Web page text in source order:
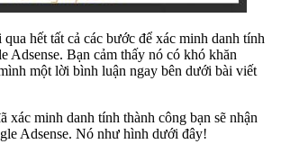
hết tất cả các bước để xác minh danh tính
Adsense. Bạn cảm thấy nó có khó khăn
một lời bình luận ngay bên dưới bài viết
xác minh danh tính thành công bạn sẽ nhận
Adsense. Nó như hình dưới đây!